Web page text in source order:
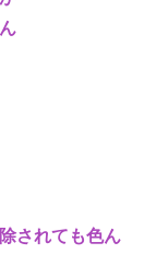
されても色ん